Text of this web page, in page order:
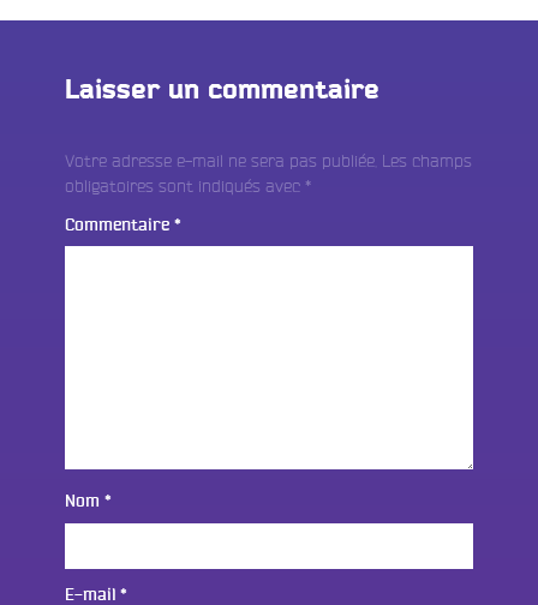
Laisser un commentaire
Votre adresse e-mail ne sera pas publiée. Les champs
obligatoires sont indiqués avec *
Commentaire *
Nom *
E-mail *